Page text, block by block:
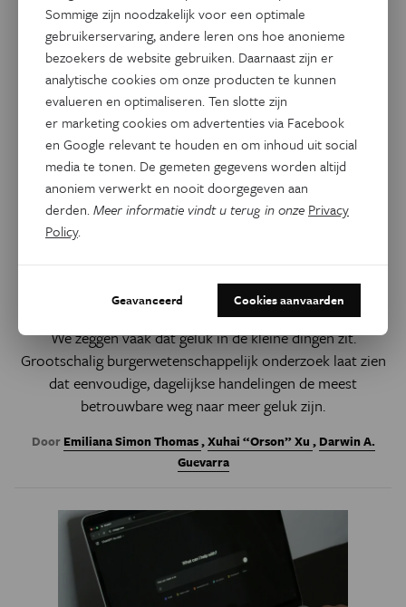
Psyche & Brein
effect
We zeggen vaak dat geluk in de kleine dingen zit.
Grootschalig burgerwetenschappelijk onderzoek laat zien
dat eenvoudige, dagelijkse handelingen de meest
betrouwbare weg naar meer geluk zijn.
Door Emiliana Simon Thomas,Xuhai “Orson” Xu , Darwin A.
Guevarra
Sommige zijn noodzakelijk voor een optimale
gebruikerservaring, andere leren ons hoe anonieme
bezoekers de website gebruiken. Daarnaast zijn er
analytische cookies om onze producten te kunnen
evalueren en optimaliseren. Ten slotte zijn
er marketing cookies om advertenties via Facebook
en Google relevant te houden en om inhoud uit social
media te tonen. De gemeten gegevens worden altijd
anoniem verwerkt en nooit doorgegeven aan
derden.Meer informatie vindt u terug in onze Privacy
Policy.
Geavanceerd Cookies aanvaarden